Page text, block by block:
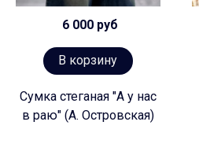
6 000 руб
В корзину
Сумка стеганая "А у нас
в раю" (А. Островская)